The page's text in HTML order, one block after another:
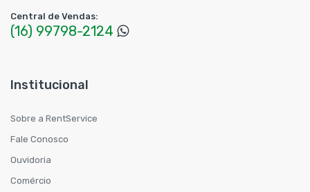
Central de Vendas:
(16) 99798-2124
Institucional
Sobre a RentService
Fale Conosco
Ouvidoria
Comércio